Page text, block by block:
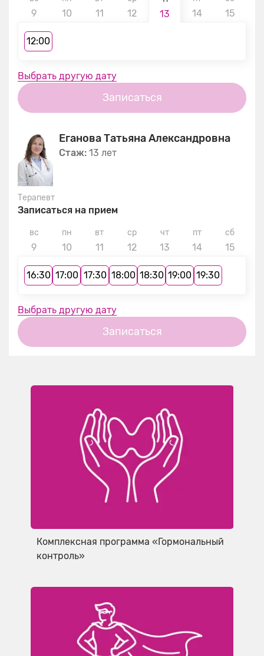
9 10 11 12 13 14 15
12:00
Выбрать другую дату
Записаться
Еганова Татьяна Александровна
Стаж: 13 лет
Терапевт
Записаться на прием
вс
9
пн
10
вт
11
ср
12
чт
13
пт
14
сб
15
16:30 17:00 17:30 18:00 18:30 19:00 19:30
Выбрать другую дату
Записаться
Комплексная программа «Гормональный
контроль»